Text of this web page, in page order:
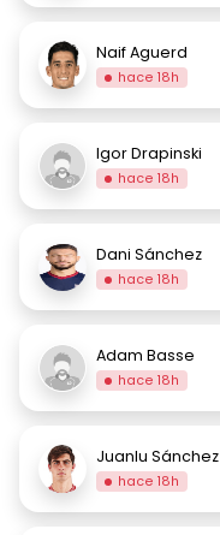
Naif Aguerd
hace 18h
Igor Drapinski
hace 18h
Dani Sánchez
hace 18h
Adam Basse
hace 18h
Juanlu Sánchez
hace 18h